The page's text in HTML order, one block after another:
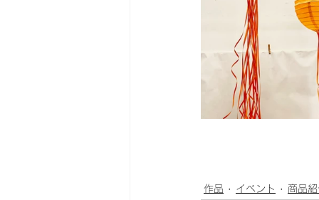
作品 イベント 商品